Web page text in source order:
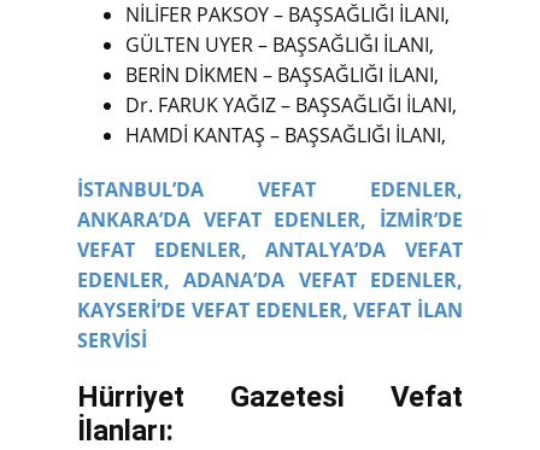
NİLİFER PAKSOY – BAŞSAĞLIĞI İLANI,
GÜLTEN UYER – BAŞSAĞLIĞI İLANI,
BERİN DİKMEN – BAŞSAĞLIĞI İLANI,
Dr. FARUK YAĞIZ – BAŞSAĞLIĞI İLANI,
HAMDİ KANTAŞ – BAŞSAĞLIĞI İLANI,
İSTANBUL’DA VEFAT EDENLER,
ANKARA’DA VEFAT EDENLER, İZMİR’DE
VEFAT EDENLER,
ANTALYA’DA VEFAT
EDENLER, ADANA’DA VEFAT EDENLER,
KAYSERİ’DE VEFAT EDENLER, VEFAT İLAN
SERVİSİ
Hürriyet Gazetesi Vefat
İlanları: